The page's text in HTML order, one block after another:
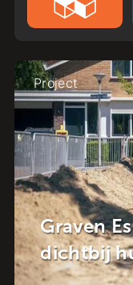
Project